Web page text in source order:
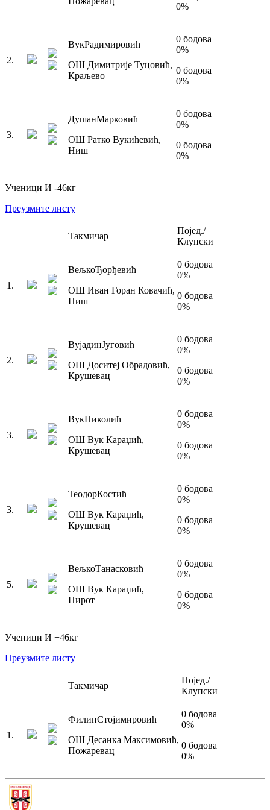
0%
2.
ВукРадимировић
ОШ Димитрије Туцовић,
Краљево
0 бодова
0%
0 бодова
0%
3.
ДушанМарковић
ОШ Ратко Вукићевић,
Ниш
0 бодова
0%
0 бодова
0%
Ученици И -46кг
Преузмите листу
Такмичар
Појед./
Клупски
1 .
ВељкоЂорђевић
ОШ Иван Горан Ковачић,
Ниш
0 бодова
0%
0 бодова
0%
2.
ВујадинЈуговић
ОШ Доситеј Обрадовић,
Крушевац
0 бодова
0%
0 бодова
0%
3.
ВукНиколић
ОШ Вук Караџић,
Крушевац
0 бодова
0%
0 бодова
0%
3.
ТеодорКостић
ОШ Вук Караџић,
Крушевац
0 бодова
0%
0 бодова
0%
5.
ВељкоТанасковић
ОШ Вук Караџић,
Пирот
0 бодова
0%
0 бодова
0%
Ученици И +46кг
Преузмите листу
Такмичар
Појед./
Клупски
1 .
ФилипСтојимировић
ОШ Десанка Максимовић,
Пожаревац
0 бодова
0%
0 бодова
0%